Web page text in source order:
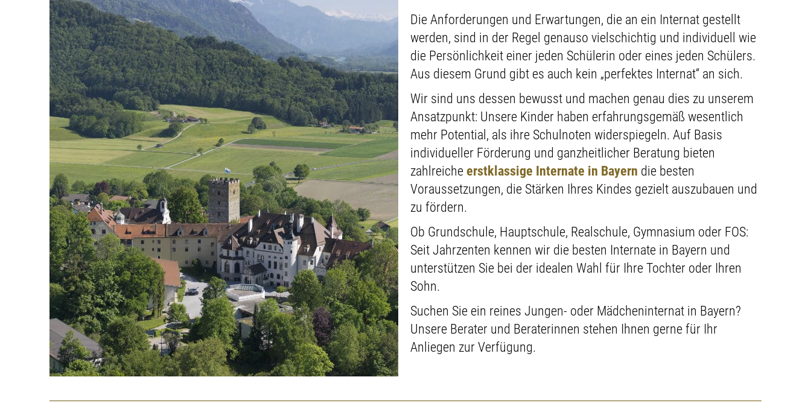
Die Anforderungen und Erwartungen, die an ein Internat gestellt
werden, sind in der Regel genauso vielschichtig und individuell wie
die Persönlichkeit einer jeden Schülerin oder eines jeden Schülers.
Aus diesem Grund gibt es auch kein „perfektes Internat“ an sich.
Wir sind uns dessen bewusst und machen genau dies zu unserem
Ansatzpunkt: Unsere Kinder haben erfahrungsgemäß wesentlich
mehr Potential, als ihre Schulnoten widerspiegeln. Auf Basis
individueller Förderung und ganzheitlicher Beratung bieten
zahlreiche erstklassige Internate in Bayern die besten
Voraussetzungen, die Stärken Ihres Kindes gezielt auszubauen und
zu fördern.
Ob Grundschule, Hauptschule, Realschule, Gymnasium oder FOS:
Seit Jahrzenten kennen wir die besten Internate in Bayern und
unterstützen Sie bei der idealen Wahl für Ihre Tochter oder Ihren
Sohn.
Suchen Sie ein reines Jungen- oder Mädcheninternat in Bayern?
Unsere Berater und Beraterinnen stehen Ihnen gerne für Ihr
Anliegen zur Verfügung.